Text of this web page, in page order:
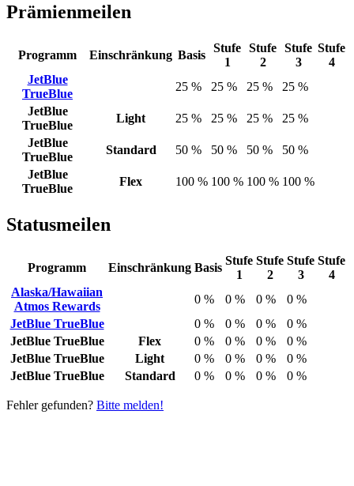
Prämienmeilen
Programm Einschränkung Basis
Stufe
1
Stufe
2
Stufe
3
Stufe
4
JetBlue
TrueBlue
25 % 25 % 25 %
25 %
JetBlue
TrueBlue
Light 25 % 25 % 25 %
25 %
JetBlue
TrueBlue
Standard 50 % 50 % 50 %
50 %
JetBlue
TrueBlue
Flex 100 % 100 % 100 % 100 %
Statusmeilen
Programm Einschränkung Basis
Stufe
1
Stufe
2
Stufe
3
Stufe
4
Alaska/Hawaiian
Atmos Rewards
0 % 0 % 0 %
0 %
JetBlue TrueBlue
0 % 0 % 0 %
0 %
JetBlue TrueBlue
Flex 0 % 0 % 0 %
0 %
JetBlue TrueBlue
Light 0 % 0 % 0 %
0 %
JetBlue TrueBlue
Standard 0 % 0 % 0 % 0 %
Fehler gefunden? Bitte melden!